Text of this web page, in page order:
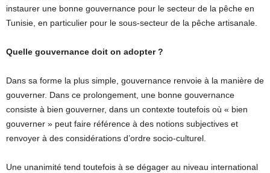
instaurer une bonne gouvernance pour le secteur de la pêche en
Tunisie, en particulier pour le sous-secteur de la pêche artisanale.
Quelle gouvernance doit on adopter?
Dans sa forme la plus simple, gouvernance renvoie à la manière de
gouverner. Dans ce prolongement, une bonne gouvernance
consiste à bien gouverner, dans un contexte toutefois où « bien
gouverner » peut faire référence à des notions subjectives et
renvoyer à des considérations d’ordre socio-culturel.
Une unanimité tend toutefois à se dégager au niveau international